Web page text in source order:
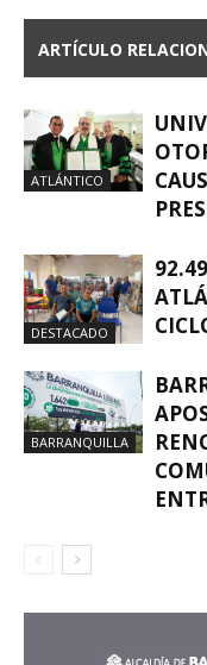
ARTÍCULO
ATLÁNTICO
DESTACADO
BARRANQUILLA